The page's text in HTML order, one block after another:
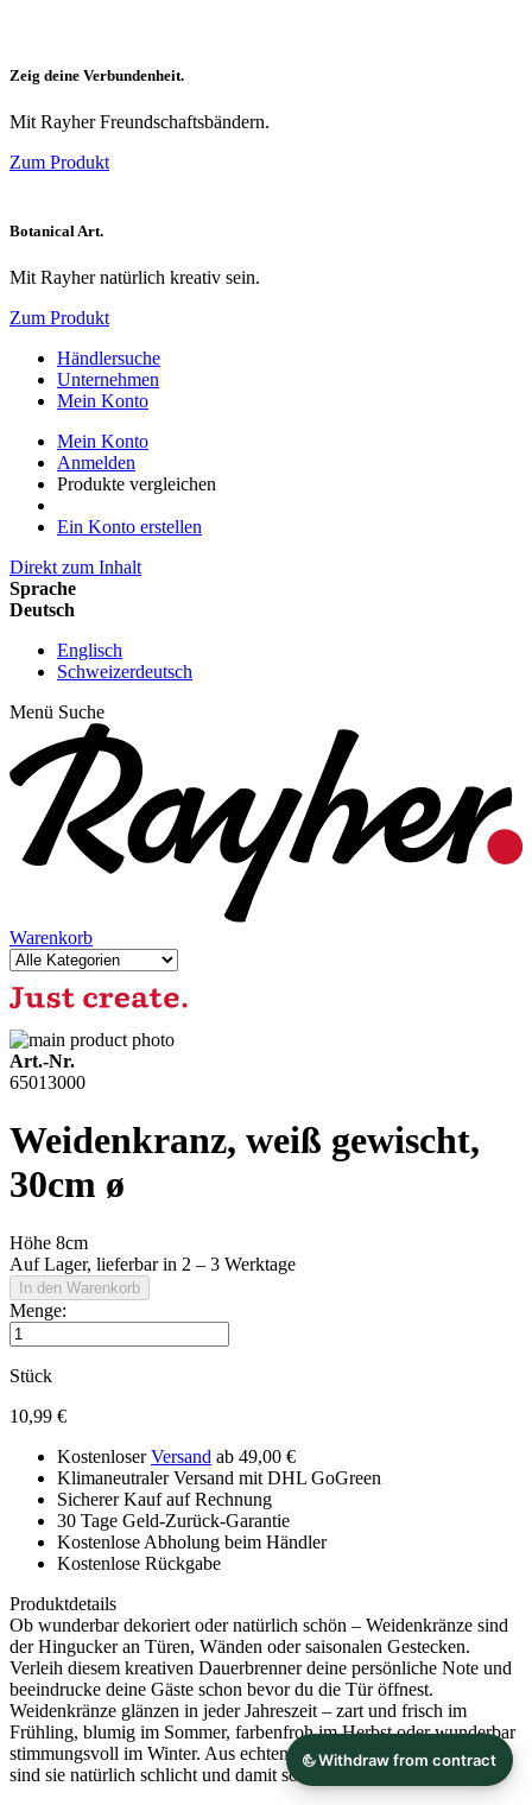
Zeig deine Verbundenheit.
Mit Rayher Freundschaftsbändern.
Zum Produkt
Botanical Art.
Mit Rayher natürlich kreativ sein.
Zum Produkt
Händlersuche
Unternehmen
Mein Konto
Mein Konto
Anmelden
Produkte vergleichen
Ein Konto erstellen
Direkt zum Inhalt
Sprache
Deutsch
Englisch
Schweizerdeutsch
Menü Suche
Warenkorb
Art.-Nr.
65013000
Weidenkranz, weiß gewischt,
30cm ø
Höhe 8cm
Auf Lager, lieferbar in 2 – 3 Werktage
In den Warenkorb
Menge:
Stück
10,99 €
KostenloserVersand ab 49,00 €
Klimaneutraler Versand mit DHL GoGreen
Sicherer Kauf auf Rechnung
30 Tage Geld-Zurück-Garantie
Kostenlose Abholung beim Händler
Kostenlose Rückgabe
Produktdetails
Ob wunderbar dekoriert oder natürlich schön – Weidenkränze sind
der Hingucker an Türen, Wänden oder saisonalen Gestecken.
Verleih diesem kreativen Dauerbrenner deine persönliche Note und
beeindrucke deine Gäste schon bevor du die Tür öffnest.
Weidenkränze glänzen in jeder Jahreszeit – zart und frisch im
Frühling, blumig im Sommer, farbenfroh im Herbst oder wunderbar
stimmungsvoll im Winter. Aus echten Weidenzweigen gewickelt
sind sie natürlich schlicht und damit so wandelbar.